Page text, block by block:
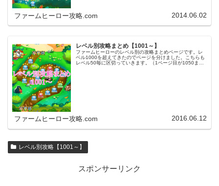
ファームヒーロー攻略.com 2014.06.02
レベル別攻略まとめ【1001～】
ファームヒーローのレベル別の攻略まとめページです。レ
ベル1000を超えてきたのでページを分けました。こちらも
レベル50毎に区切っていきます。（1ページ目が1050ま
ファームヒーロー攻略.com 2016.06.12
レベル別攻略【1001～】
スポンサーリンク